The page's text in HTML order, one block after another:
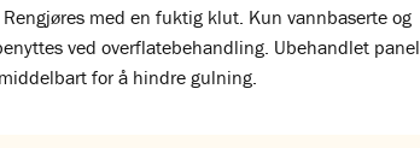
med en fuktig klut. Kun vannbaserte og
ved overflatebehandling. Ubehandlet panel
for å hindre gulning.